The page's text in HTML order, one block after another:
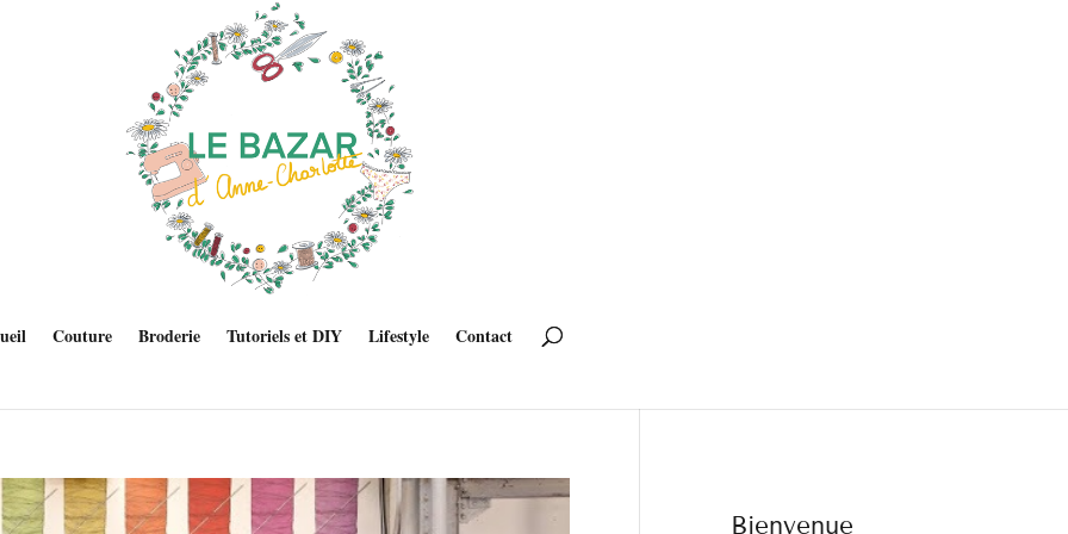
Couture Broderie Tutoriels et DIY Lifestyle Contact
Bienvenue